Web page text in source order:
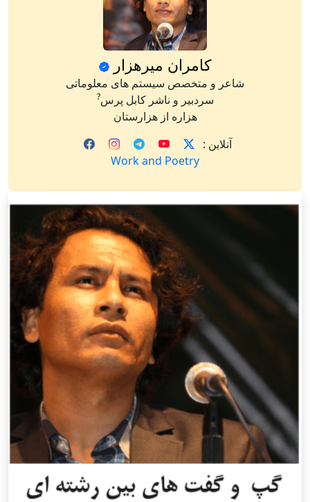
کامران میرهزار
شاعر و متخصص سیستم های معلوماتی
سردبیر و ناشر کابل پرس?
هزاره از هزارستان
آنلاین :
Work and Poetry